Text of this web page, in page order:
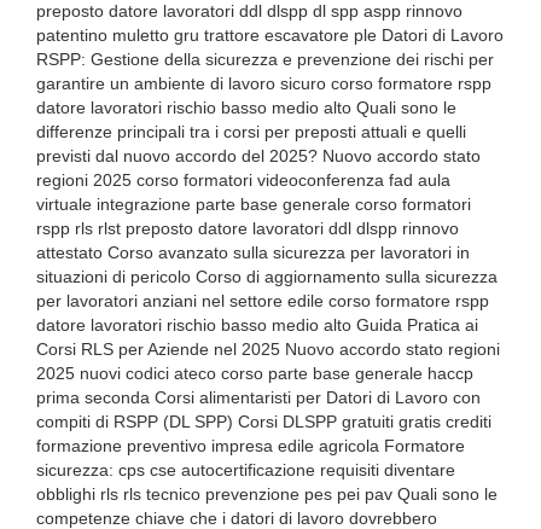
preposto datore lavoratori ddl dlspp dl spp aspp rinnovo
patentino muletto gru trattore escavatore ple Datori di Lavoro
RSPP: Gestione della sicurezza e prevenzione dei rischi per
garantire un ambiente di lavoro sicuro corso formatore rspp
datore lavoratori rischio basso medio alto Quali sono le
differenze principali tra i corsi per preposti attuali e quelli
previsti dal nuovo accordo del 2025? Nuovo accordo stato
regioni 2025 corso formatori videoconferenza fad aula
virtuale integrazione parte base generale corso formatori
rspp rls rlst preposto datore lavoratori ddl dlspp rinnovo
attestato Corso avanzato sulla sicurezza per lavoratori in
situazioni di pericolo Corso di aggiornamento sulla sicurezza
per lavoratori anziani nel settore edile corso formatore rspp
datore lavoratori rischio basso medio alto Guida Pratica ai
Corsi RLS per Aziende nel 2025 Nuovo accordo stato regioni
2025 nuovi codici ateco corso parte base generale haccp
prima seconda Corsi alimentaristi per Datori di Lavoro con
compiti di RSPP (DL SPP) Corsi DLSPP gratuiti gratis crediti
formazione preventivo impresa edile agricola Formatore
sicurezza: cps cse autocertificazione requisiti diventare
obblighi rls rls tecnico prevenzione pes pei pav Quali sono le
competenze chiave che i datori di lavoro dovrebbero